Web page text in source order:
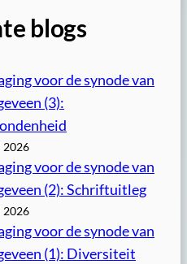
blogs
voor de synode van
(3):
2026
voor de synode van
(2): Schriftuitleg
2026
voor de synode van
(1): Diversiteit